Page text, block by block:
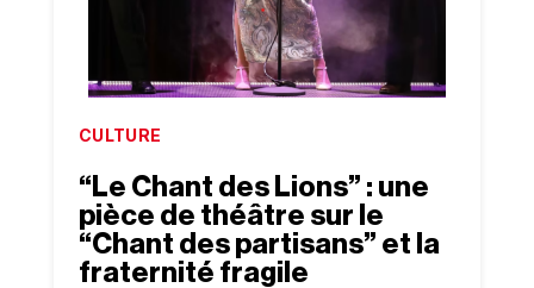
CULTURE
“Le Chant des Lions” : une
pièce de théâtre sur le
“Chant des partisans” et la
fraternité fragile